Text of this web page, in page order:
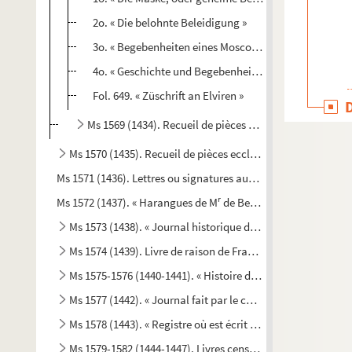
2o. « Die belohnte Beleidigung »
3o. « Begebenheiten eines Moscowiters »
4o. « Geschichte und Begebenheiten Rosaliens, von
Fol. 649. « Züschrift an Elviren »
Ms 1569 (1434). Recueil de pièces historiques diverses
Ms 1570 (1435). Recueil de pièces ecclésiastiques
Ms 1571 (1436). Lettres ou signatures autographes des
Ms 1572 (1437). « Harangues de Mr de Beausset, évêque
Ms 1573 (1438). « Journal historique de tout ce qui s'est
Ms 1574 (1439). Livre de raison de François de Boniface
Ms 1575-1576 (1440-1441). « Histoire d'Aix, par de Haitze »
Ms 1577 (1442). « Journal fait par le chevalier de
Ms 1578 (1443). « Registre où est écrit ce qui est arrivé en
Ms 1579-1582 (1444-1447). Livres censiers du prieuré de